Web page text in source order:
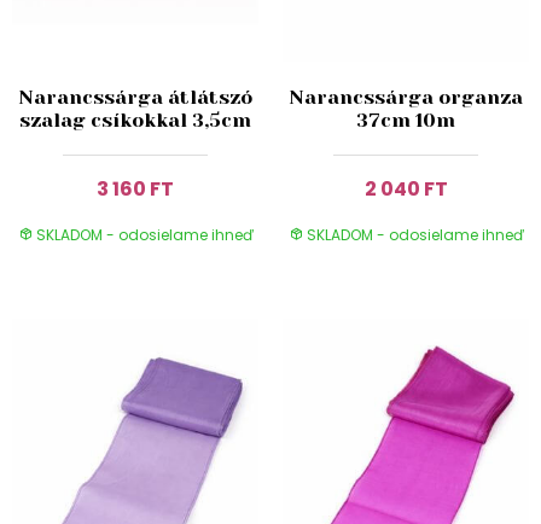
Narancssárga átlátszó
szalag csíkokkal 3,5cm
3 160 FT
SKLADOM - odosielame ihneď
Narancssárga organza
37cm 10m
2 040 FT
SKLADOM - odosielame ihneď